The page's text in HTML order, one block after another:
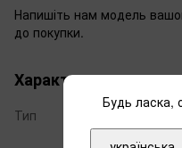
Напишіть нам модель
до покупки.
Характеристики
Тип Прокладка
Будь ласка,